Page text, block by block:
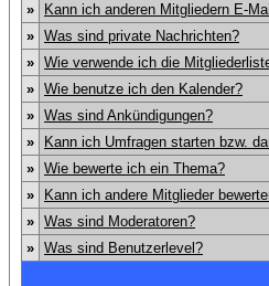
»
Kann ich anderen Mitgliedern E-
» Was sind private Nachrichten?
» Wie verwende ich die
» Wie benutze ich den Kalender?
» Was sind Ankündigungen?
»
Kann ich Umfragen starten bzw.
» Wie bewerte ich ein Thema?
»
Kann ich andere Mitglieder
» Was sind Moderatoren?
» Was sind Benutzerlevel?